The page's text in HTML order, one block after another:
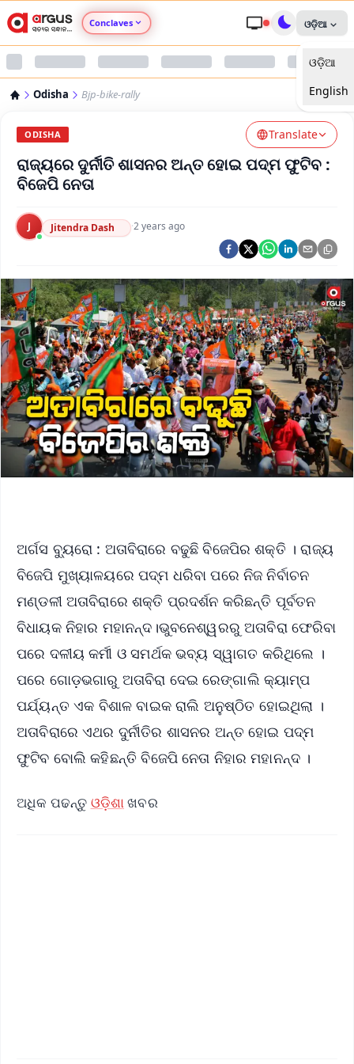
Conclaves
Argus Nari Shakti
Argus Swaad Odisha
ଓଡ଼ିଆ
ଓଡ଼ିଆ
English
Odisha Bjp-bike-rally
ODISHA Translate
ରାଜ୍ୟରେ ଦୁର୍ନୀତି ଶାସନର ଅନ୍ତ ହୋଇ ପଦ୍ମ ଫୁଟିବ :
ବିଜେପି ନେତା
J Jitendra Dash ·2 years ago
ଅର୍ଗସ ବ୍ୟୁରୋ : ଅତାବିରାରେ ବଢୁଛି ବିଜେପିର ଶକ୍ତି । ରାଜ୍ୟ
ବିଜେପି ମୁଖ୍ୟାଳୟରେ ପଦ୍ମ ଧରିବା ପରେ ନିଜ ନିର୍ବାଚନ
ମଣ୍ଡଳୀ ଅତାବିରାରେ ଶକ୍ତି ପ୍ରଦର୍ଶନ କରିଛନ୍ତି ପୂର୍ବତନ
ବିଧାୟକ ନିହାର ମହାନନ୍ଦ।ଭୁବନେଶ୍ୱରରୁ ଅତାବିରା ଫେରିବା
ପରେ ଦଳୀୟ କର୍ମୀ ଓ ସମର୍ଥକ ଭବ୍ୟ ସ୍ୱାଗତ କରିଥିଲେ ।
ପରେ ଗୋଡ଼ଭଗାରୁ ଅତାବିରା ଦେଇ ରେଙ୍ଗାଲି କ୍ୟାମ୍ପ
ପର୍ଯ୍ୟନ୍ତ ଏକ ବିଶାଳ ବାଇକ ରାଲି ଅନୁଷ୍ଠିତ ହୋଇଥିଲା ।
ଅତାବିରାରେ ଏଥର ଦୁର୍ନୀତିର ଶାସନର ଅନ୍ତ ହୋଇ ପଦ୍ମ
ଫୁଟିବ ବୋଲି କହିଛନ୍ତି ବିଜେପି ନେତା ନିହାର ମହାନନ୍ଦ ।
ଅଧିକ ପଢନ୍ତୁ ଓଡ଼ିଶା ଖବର